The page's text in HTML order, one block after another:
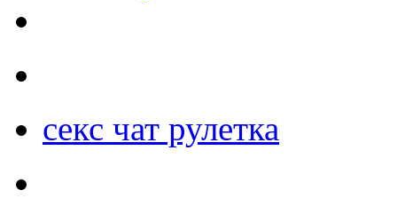
секс чат рулетка